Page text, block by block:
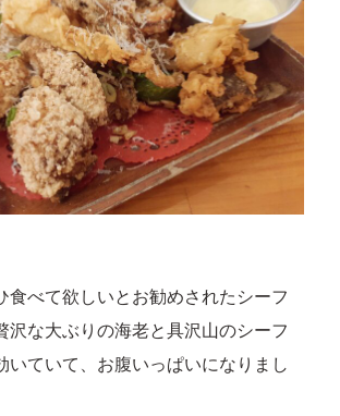
食べて欲しいとお勧めされたシーフ
沢な大ぶりの海老と具沢山のシーフ
いていて、お腹いっぱいになりまし